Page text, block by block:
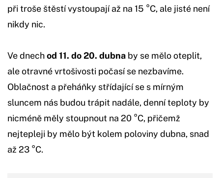
při troše štěstí vystoupají až na 15 °C, ale jisté není
nikdy nic.
Ve dnechod 11. do 20. dubna by se mělo oteplit,
ale otravné vrtošivosti počasí se nezbavíme.
Oblačnost a přeháňky střídající se s mírným
sluncem nás budou trápit nadále, denní teploty by
nicméně měly stoupnout na 20 °C, přičemž
nejtepleji by mělo být kolem poloviny dubna, snad
až 23 °C.